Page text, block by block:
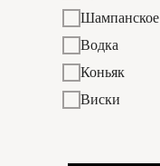
Шампанское
Водка
Коньяк
Виски